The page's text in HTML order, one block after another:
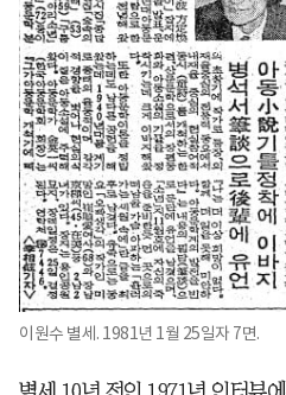
이원수 별세. 1981년 1월 25일자 7면.